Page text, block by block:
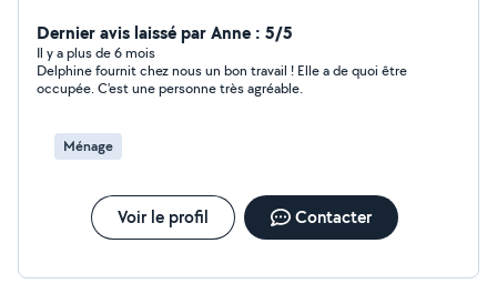
Dernier avis laissé par Anne : 5/5
Il y a plus de 6 mois
Delphine fournit chez nous un bon travail ! Elle a de quoi être
occupée. C'est une personne très agréable.
Ménage
Voir le profil Contacter